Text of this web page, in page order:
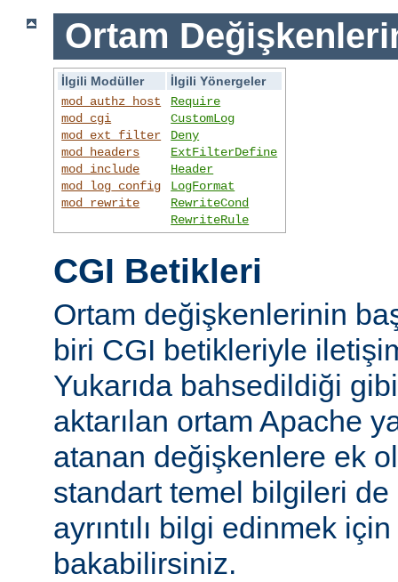
Ortam
İlgili Modüller
İlgili Yönergeler
mod_authz_host
mod_cgi
mod_ext_filter
mod_headers
mod_include
mod_log_config
mod_rewrite
Require
CustomLog
Deny
ExtFilterDefine
Header
LogFormat
RewriteCond
RewriteRule
CGI Betikleri
Ortam değişkenlerinin
biri CGI betikleriyle
Yukarıda bahsedildiği
aktarılan ortam Apache
atanan değişkenlere ek
standart temel bilgileri
ayrıntılı bilgi edinmek için
bakabilirsiniz.